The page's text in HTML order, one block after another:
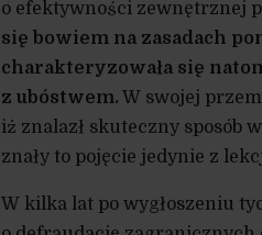
o efektywności zewnętrznej
się bowiem na zasadach
charakteryzowała się
z ubóstwem. W swojej
iż znalazł skuteczny sposób
znały to pojęcie jedynie z
W kilka lat po wygłoszeniu